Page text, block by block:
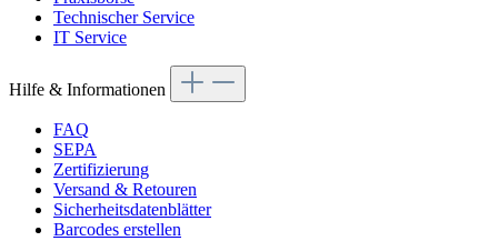
Technischer Service
IT Service
Hilfe & Informationen
FAQ
SEPA
Zertifizierung
Versand & Retouren
Sicherheitsdatenblätter
Barcodes erstellen